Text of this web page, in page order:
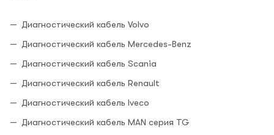
Диагностический кабель Volvo
Диагностический кабель Mercedes-Benz
Диагностический кабель Scania
Диагностический кабель Renault
Диагностический кабель Iveco
Диагностический кабель MAN серия TG